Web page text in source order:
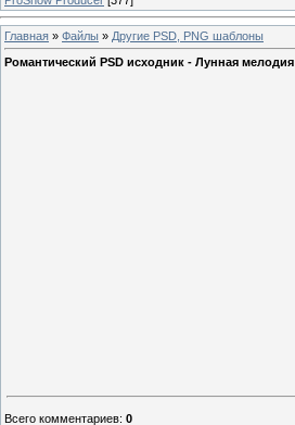
Главная » Файлы » Другие PSD, PNG шаблоны
Романтический PSD исходник - Лунная мелодия
Всего комментариев: 0